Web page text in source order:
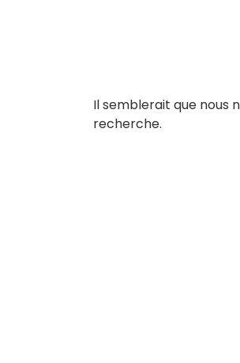
Il semblerait que nous
recherche.